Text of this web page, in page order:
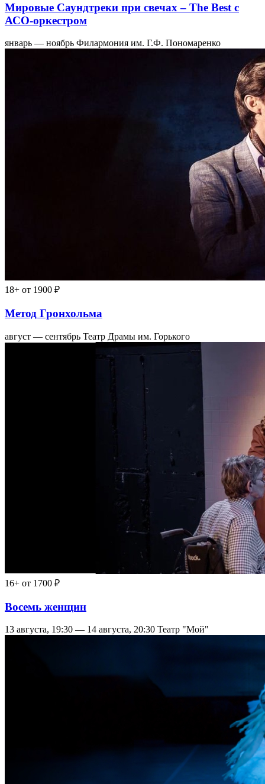
Мировые Саундтреки при свечах – The Best с
АСО-оркестром
январь — ноябрь Филармония им. Г.Ф. Пономаренко
18+ от 1900 ₽
Метод Гронхольма
август — сентябрь Театр Драмы им. Горького
16+ от 1700 ₽
Восемь женщин
13 августа, 19:30 — 14 августа, 20:30 Театр "Мой"